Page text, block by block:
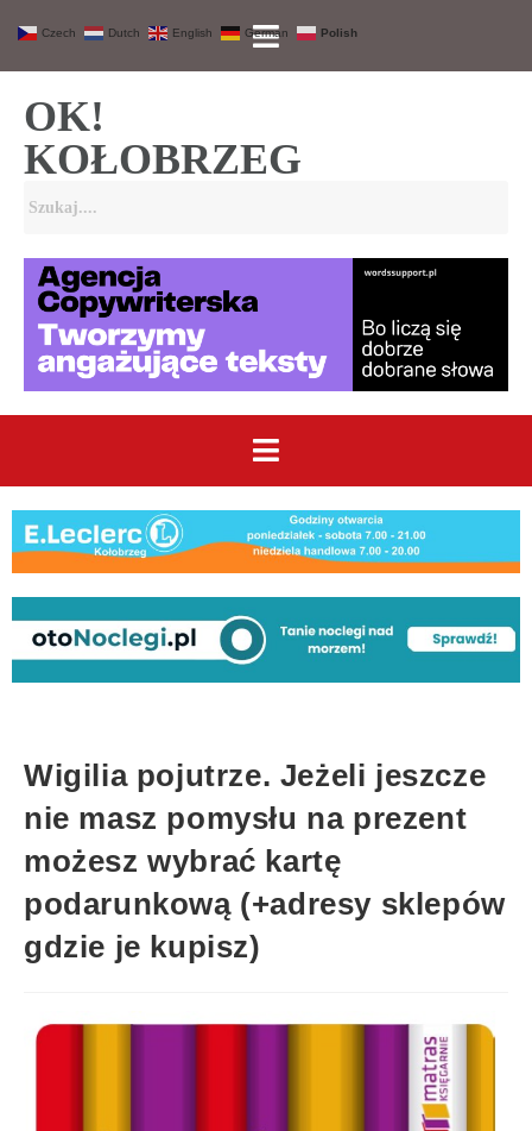
OK!
KOŁOBRZEG
Wigilia pojutrze. Jeżeli jeszcze
nie masz pomysłu na prezent
możesz wybrać kartę
podarunkową (+adresy sklepów
gdzie je kupisz)
Czech Dutch English German Polish